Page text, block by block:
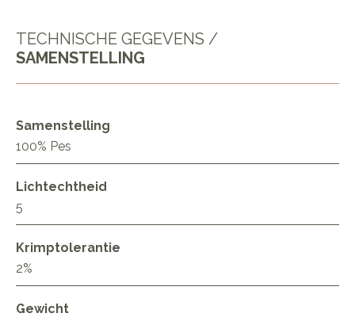
TECHNISCHE GEGEVENS /
SAMENSTELLING
Samenstelling
100% Pes
Lichtechtheid
5
Krimptolerantie
2%
Gewicht